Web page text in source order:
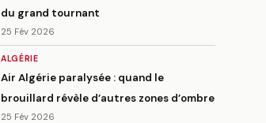
du grand tournant
25 Fév 2026
ALGÉRIE
Air Algérie paralysée : quand le
brouillard révèle d’autres zones d’ombre
25 Fév 2026